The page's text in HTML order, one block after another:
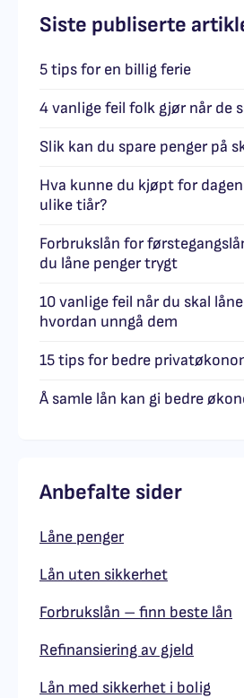
Siste publiserte
5 tips for en billig ferie
4 vanlige feil folk gjør når de
Slik kan du spare penger på
Hva kunne du kjøpt for
ulike tiår?
Forbrukslån for
du låne penger trygt
10 vanlige feil når du skal
hvordan unngå dem
15 tips for bedre
Å samle lån kan gi bedre
Anbefalte sider
Låne penger
Lån uten sikkerhet
Forbrukslån – finn beste lån
Refinansiering av gjeld
Lån med sikkerhet i bolig